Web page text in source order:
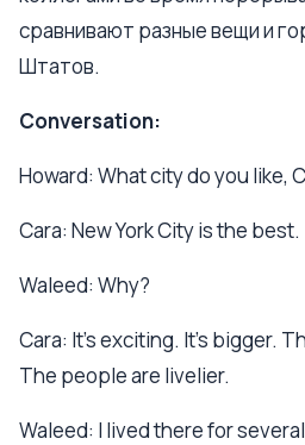
сравнивают разные вещи и
Штатов.
Conversation:
Howard: What city do you like,
Cara: New York City is the best.
Waleed: Why?
Cara: It's exciting. It's bigger.
The people are livelier.
Waleed: I lived there for